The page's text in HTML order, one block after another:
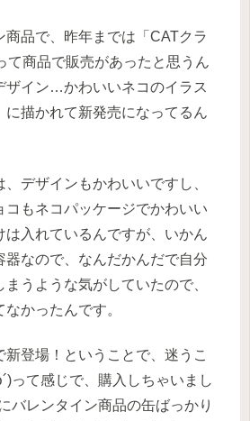
商品で、昨年までは「CATクラ
て商品で販売があったと思うん
ザイン…かわいいネコのイラス
に描かれて新発売になってるん
デザインもかわいいですし、
コもネコパッケージでかわいい
入れているんですが、いかん
器なので、なんだかんだで自分
うような気がしていたので、
かったんです。
新登場！ということで、迷うこ
って感じで、購入しちゃいまし
バレンタイン商品の缶ばっかり